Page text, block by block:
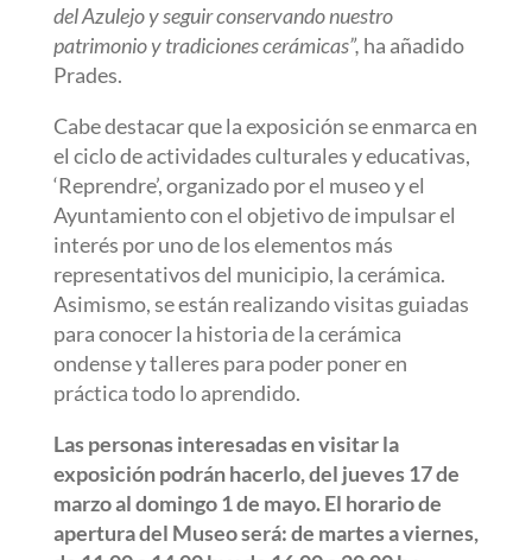
del Azulejo y seguir conservando nuestro
patrimonio y tradiciones cerámicas”, ha añadido
Prades.
Cabe destacar que la exposición se enmarca en
el ciclo de actividades culturales y educativas,
‘Reprendre’, organizado por el museo y el
Ayuntamiento con el objetivo de impulsar el
interés por uno de los elementos más
representativos del municipio, la cerámica.
Asimismo, se están realizando visitas guiadas
para conocer la historia de la cerámica
ondense y talleres para poder poner en
práctica todo lo aprendido.
Las personas interesadas en visitar la
exposición podrán hacerlo, del jueves 17 de
marzo al domingo 1 de mayo. El horario de
apertura del Museo será: de martes a viernes,